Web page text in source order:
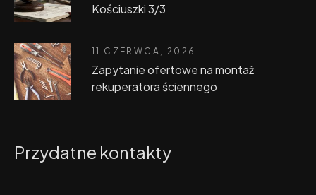
Kościuszki 3/3
11 CZERWCA, 2026
Zapytanie ofertowe na montaż
rekuperatora ściennego
Przydatne kontakty